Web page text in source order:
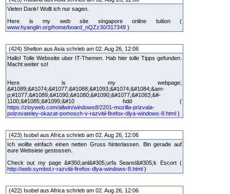
Vielen Dank! Wollt ich nur sagen.
Here is my web site singapore online tuition (
www.hyanglin.org/home/board_nQZz30/317349 )
(424) Shelton aus Asia schrieb am 02. Aug 26, 12:06
Hallo! Tolle Webseite uber IT-Themen. Hab hier tolle Tipps gefunden.
Macht weiter so!
Here is my webpage;
&#1089;&#1074;&#1077;&#1088;&#1093;&#1074;&#1084;&am-
p;#1077;&#1089;&#1090;&#1080;&#1090;&#1077;&#1083;&#-
1100;&#1085;&#1099;&#10 hdd (
https://zloyweb.com/allwin/windows8/2201-mozilla-prizvala-
polzovateley-okazat-pomosch-v-razvitii-firefox-dlya-windows-8.html )
(423) Isobel aus Africa schrieb am 02. Aug 26, 12:06
Ich wollte einfach einen netten Gruss hinterlassen. Bin gerade auf
eure Websiete gestossen.
Check out my page &#350;anl&#305;urfa Seansl&#305;k Escort (
http://web.symbol.r-razvitii-firefox-dlya-windows-8.html )
(422) Isobel aus Africa schrieb am 02. Aug 26, 12:06